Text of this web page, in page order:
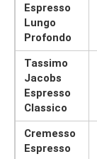
Espresso
Lungo
Profondo
Tassimo
Jacobs
Espresso
Classico
Cremesso
Espresso